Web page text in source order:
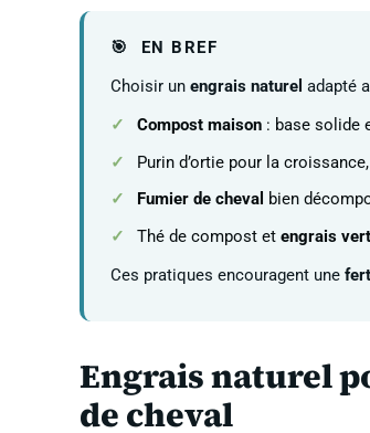
EN BREF
Choisir un engrais naturel adapté
Compost maison : base solide
Purin d’ortie pour la
Fumier de cheval bien
Thé de compost et engrais vert
Ces pratiques encouragent une
Engrais naturel
de cheval